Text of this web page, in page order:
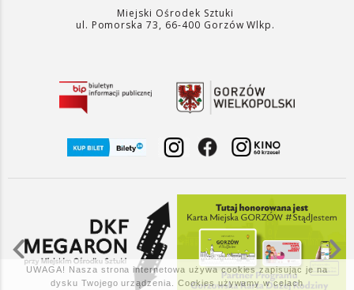
Miejski Ośrodek Sztuki
ul. Pomorska 73, 66-400 Gorzów Wlkp.
UWAGA! Nasza strona internetowa używa cookies zapisując je na
dysku Twojego urządzenia. Cookies używamy w celach